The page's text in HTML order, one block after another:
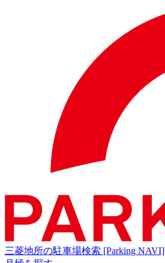
三菱地所の駐車場検索 [Parking NAVI]